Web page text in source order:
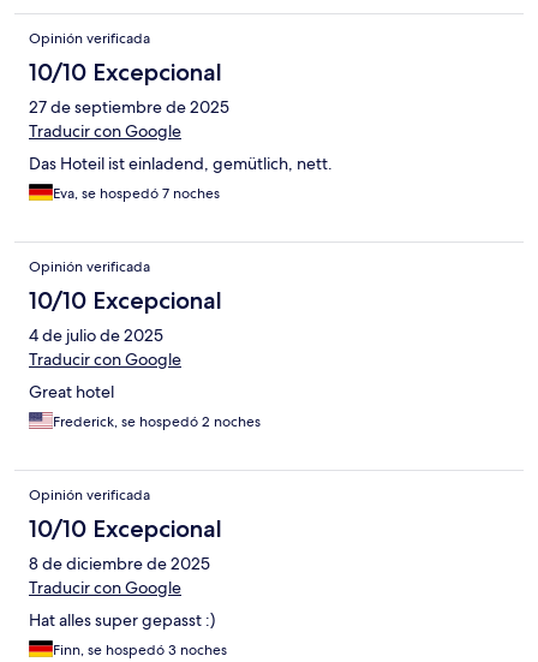
Opinión verificada
10/10 Excepcional
27 de septiembre de 2025
Traducir con Google
Das Hoteil ist einladend, gemütlich, nett.
Eva, se hospedó 7 noches
Opinión verificada
10/10 Excepcional
4 de julio de 2025
Traducir con Google
Great hotel
Frederick, se hospedó 2 noches
Opinión verificada
10/10 Excepcional
8 de diciembre de 2025
Traducir con Google
Hat alles super gepasst :)
Finn, se hospedó 3 noches